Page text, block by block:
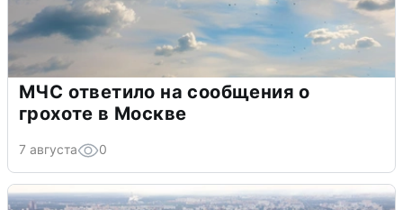
МЧС ответило на сообщения о
грохоте в Москве
7 августа 0